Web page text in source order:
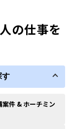
の仕事を
す
件 & ホーチミン